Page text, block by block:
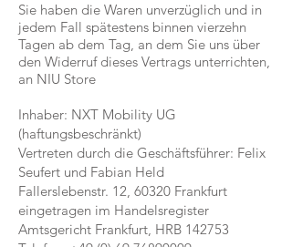
Sie haben die Waren unverzüglich und in
jedem Fall spätestens binnen vierzehn
Tagen ab dem Tag, an dem Sie uns über
den Widerruf dieses Vertrags unterrichten,
an NIU Store
Inhaber: NXT Mobility UG
(haftungsbeschränkt)
Vertreten durch die Geschäftsführer: Felix
Seufert und Fabian Held
Fallerslebenstr. 12, 60320 Frankfurt
eingetragen im Handelsregister
Amtsgericht Frankfurt, HRB 142753